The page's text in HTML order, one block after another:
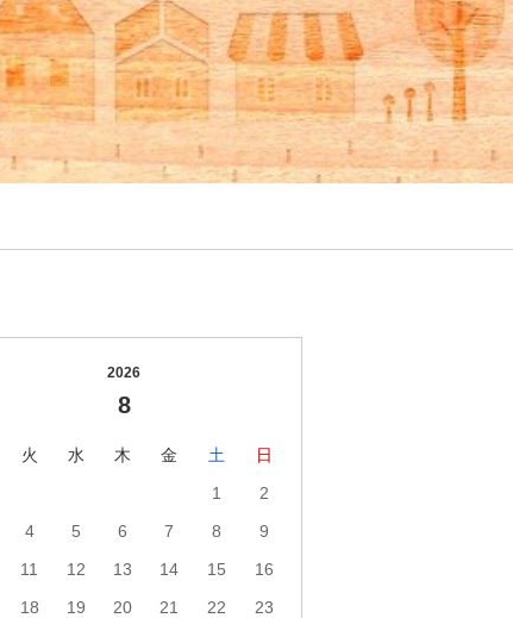
2026
8
火 水 木 金 土
日
1
2
4 5 6 7 8
9
11 12 13 14 15
16
18 19 20 21 22
23